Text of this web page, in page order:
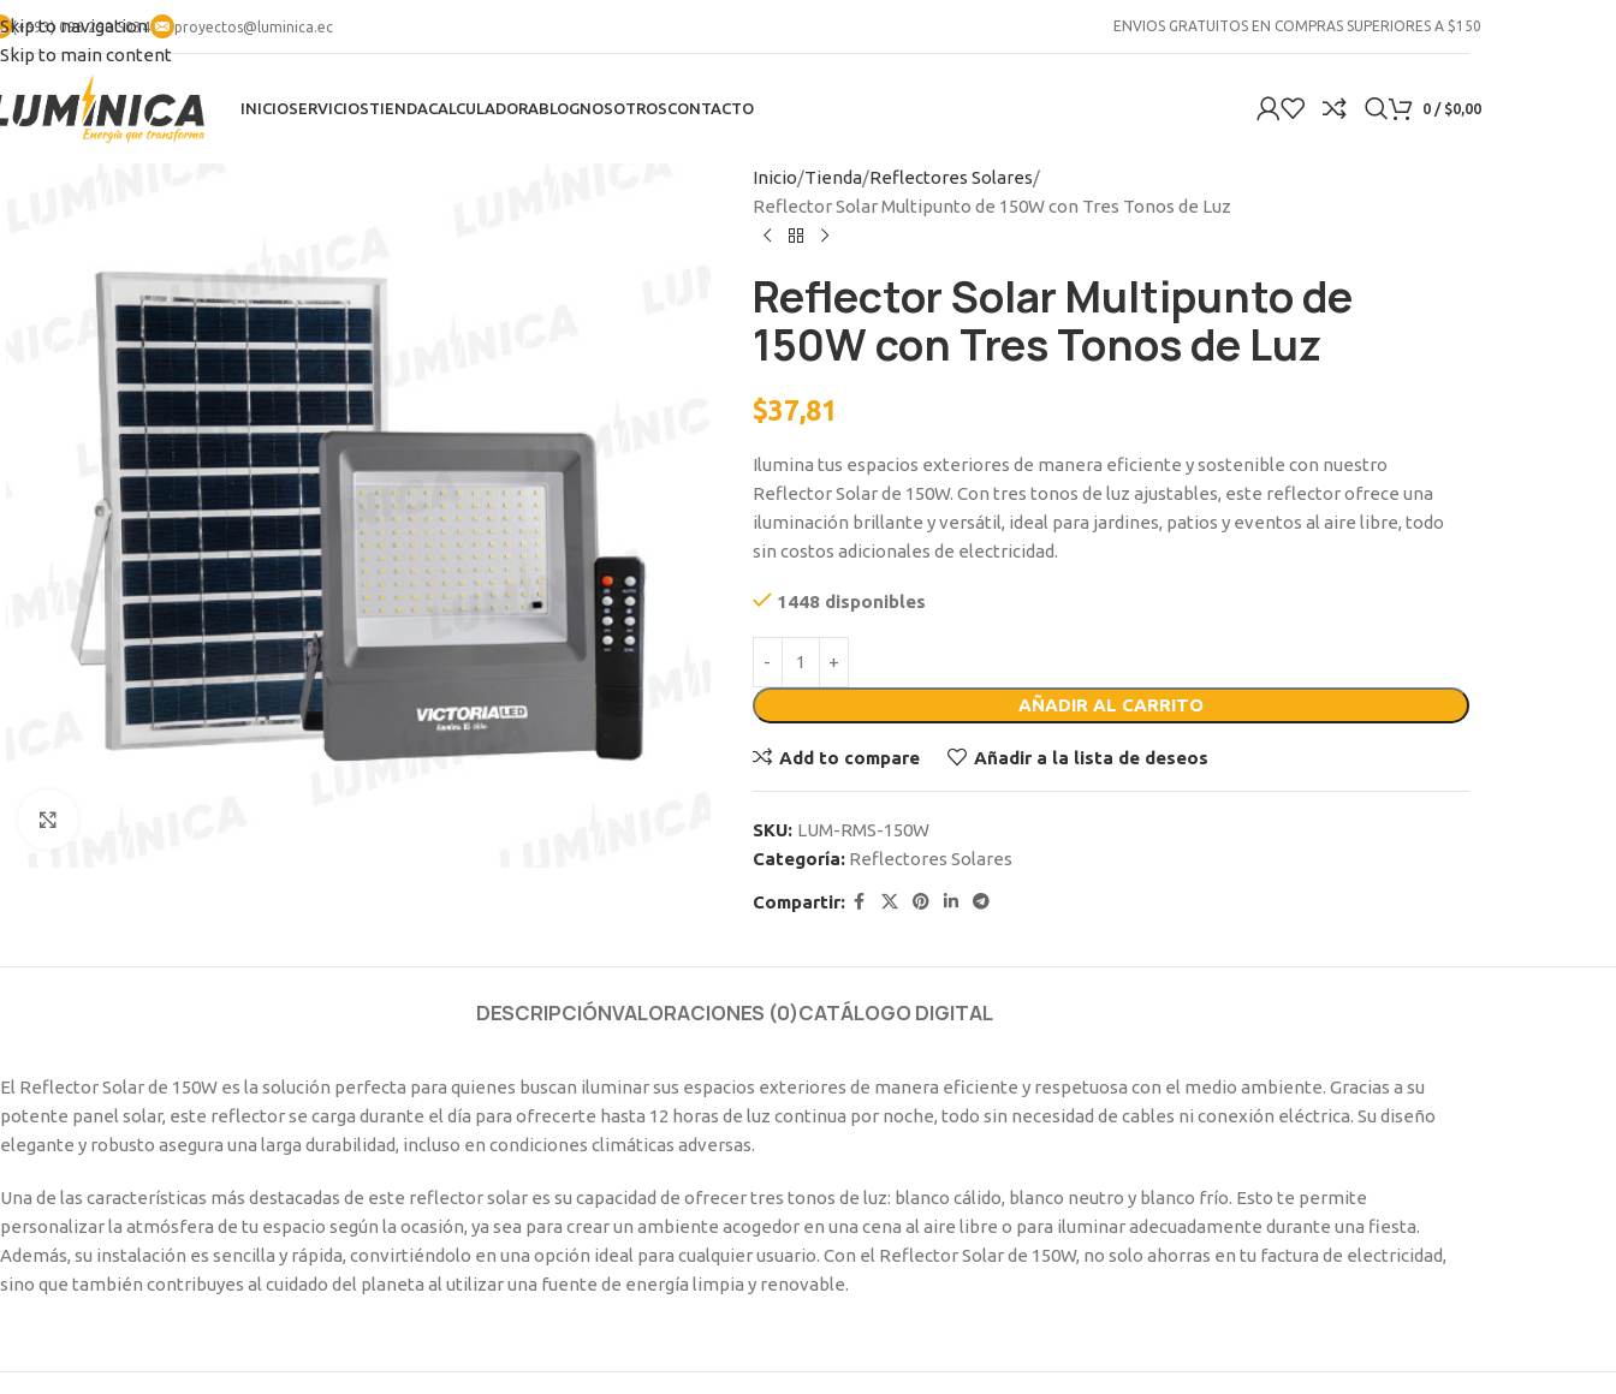
Skip to navigation
Skip to main content
(+593) 096 290 5034 proyectos@luminica.ec ENVIOS GRATUITOS EN COMPRAS SUPERIORES A $150
INICIOSERVICIOSTIENDACALCULADORABLOGNOSOTROSCONTACTO 0 / $0,00
Inicio Tienda Reflectores Solares
Reflector Solar Multipunto de 150W con Tres Tonos de Luz
Reflector Solar Multipunto de
150W con Tres Tonos de Luz
$37,81
Ilumina tus espacios exteriores de manera eficiente y sostenible con nuestro
Reflector Solar de 150W. Con tres tonos de luz ajustables, este reflector ofrece una
iluminación brillante y versátil, ideal para jardines, patios y eventos al aire libre, todo
sin costos adicionales de electricidad.
1448 disponibles
AÑADIR AL CARRITO
Add to compare Añadir a la lista de deseos
SKU: LUM-RMS-150W
Categoría: Reflectores Solares
Compartir:
DESCRIPCIÓNVALORACIONES (0)CATÁLOGO DIGITAL
El Reflector Solar de 150W es la solución perfecta para quienes buscan iluminar sus espacios exteriores de manera eficiente y respetuosa con el medio ambiente. Gracias a su
potente panel solar, este reflector se carga durante el día para ofrecerte hasta 12 horas de luz continua por noche, todo sin necesidad de cables ni conexión eléctrica. Su diseño
elegante y robusto asegura una larga durabilidad, incluso en condiciones climáticas adversas.
Una de las características más destacadas de este reflector solar es su capacidad de ofrecer tres tonos de luz: blanco cálido, blanco neutro y blanco frío. Esto te permite
personalizar la atmósfera de tu espacio según la ocasión, ya sea para crear un ambiente acogedor en una cena al aire libre o para iluminar adecuadamente durante una fiesta.
Además, su instalación es sencilla y rápida, convirtiéndolo en una opción ideal para cualquier usuario. Con el Reflector Solar de 150W, no solo ahorras en tu factura de electricidad,
sino que también contribuyes al cuidado del planeta al utilizar una fuente de energía limpia y renovable.